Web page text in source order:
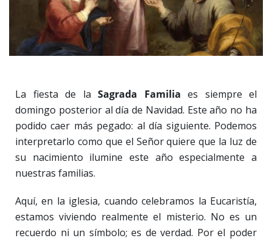
La fiesta de la Sagrada Familia es siempre el
domingo posterior al día de Navidad. Este año no ha
podido caer más pegado: al día siguiente. Podemos
interpretarlo como que el Señor quiere que la luz de
su nacimiento ilumine este año especialmente a
nuestras familias.
Aquí, en la iglesia, cuando celebramos la Eucaristía,
estamos viviendo realmente el misterio. No es un
recuerdo ni un símbolo; es de verdad. Por el poder